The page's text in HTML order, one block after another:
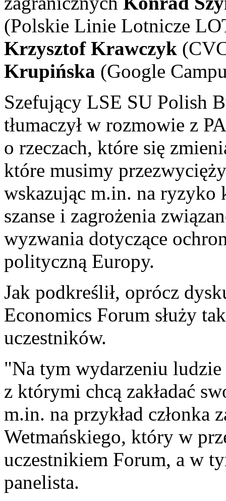
(Polskie Linie Lotnicze
Krzysztof Krawczyk
Krupińska (Google
Szefujący LSE SU Polish
tłumaczył w rozmowie z
o rzeczach, które się
które musimy
wskazując m.in. na ryzyko
szanse i zagrożenia
wyzwania dotyczące
polityczną Europy.
Jak podkreślił, oprócz
Economics Forum służy
uczestników.
"Na tym wydarzeniu
z którymi chcą zakładać
m.in. na przykład członka
Wetmańskiego, który w
uczestnikiem Forum, a w
panelista.